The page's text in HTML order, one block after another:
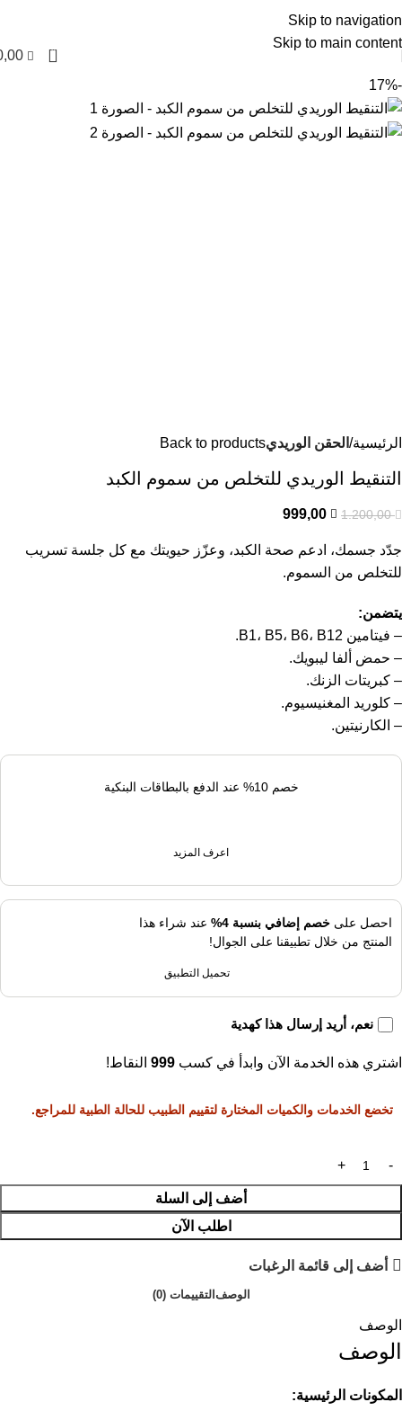
Skip to navigation
Skip to main content
العربية
0
-17%
الرئيسية الحقن الوريديBack to products
التنقيط الوريدي للتخلص من سموم الكبد
1.200,00
999,00
جدّد جسمك، ادعم صحة الكبد، وعزّز حيويتك مع كل جلسة تسريب
للتخلص من السموم.
يتضمن:
– فيتامين B1، B5، B6، B12.
– حمض ألفا ليبويك.
– كبريتات الزنك.
– كلوريد المغنيسيوم.
– الكارنيتين.
خصم 10% عند الدفع بالبطاقات البنكية
اعرف المزيد
احصل على خصم إضافي بنسبة 4%
عند شراء هذا
المنتج من خلال تطبيقنا على الجوال!
تحميل التطبيق
نعم، أريد إرسال هذا كهدية
اشتري هذه الخدمة الآن وابدأ في كسب 999 النقاط!
أضف إلى السلة
اطلب الآن
تخضع الخدمات والكميات المختارة لتقييم الطبيب للحالة الطبية للمراجع.
أضف إلى قائمة الرغبات
الوصف التقييمات (0)
الوصف
الوصف
المكونات الرئيسية: